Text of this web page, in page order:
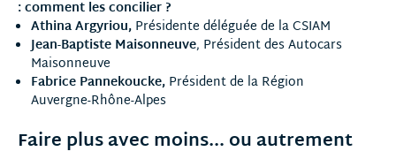
: comment les concilier ?
Athina Argyriou, Présidente déléguée de la CSIAM
Jean-Baptiste Maisonneuve, Président des Autocars
Maisonneuve
Fabrice Pannekoucke, Président de la Région
Auvergne-Rhône-Alpes
Faire plus avec moins… ou autrement